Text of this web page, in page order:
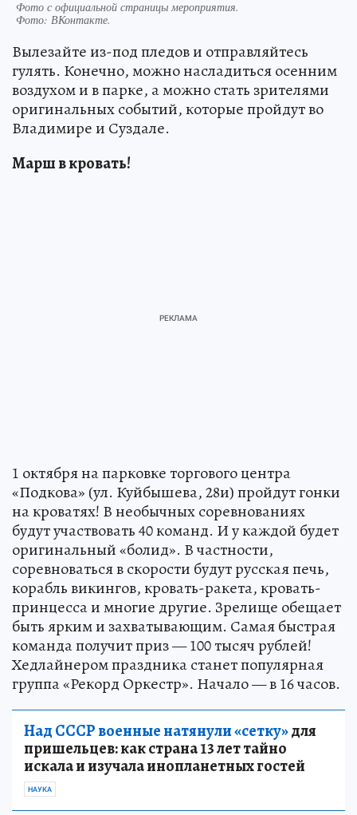
Фото с официальной страницы мероприятия.
Фото: ВКонтакте.
Вылезайте из-под пледов и отправляйтесь
гулять. Конечно, можно насладиться осенним
воздухом и в парке, а можно стать зрителями
оригинальных событий, которые пройдут во
Владимире и Суздале.
Марш в кровать!
1 октября на парковке торгового центра
«Подкова» (ул. Куйбышева, 28и) пройдут гонки
на кроватях! В необычных соревнованиях
будут участвовать 40 команд. И у каждой будет
оригинальный «болид». В частности,
соревноваться в скорости будут русская печь,
корабль викингов, кровать-ракета, кровать-
принцесса и многие другие. Зрелище обещает
быть ярким и захватывающим. Самая быстрая
команда получит приз — 100 тысяч рублей!
Хедлайнером праздника станет популярная
группа «Рекорд Оркестр». Начало — в 16 часов.
Над СССР военные натянули «сетку»для
пришельцев: как страна 13 лет тайно
искала и изучала инопланетных гостей
НАУКА